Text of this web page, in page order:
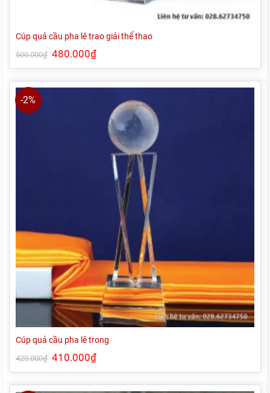
Cúp quả cầu pha lê trao giải thể thao
500.000₫ Giá
gốc
là:
480.000₫Giá
hiện
tại
480.000₫.
-2%
Cúp quả cầu pha lê trong
420.000₫ Giá
gốc
là:
410.000₫Giá
hiện
tại
410.000₫.